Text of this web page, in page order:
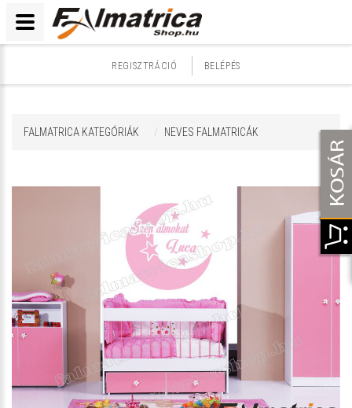
REGISZTRÁCIÓ BELÉPÉS
FALMATRICA KATEGÓRIÁK NEVES FALMATRICÁK